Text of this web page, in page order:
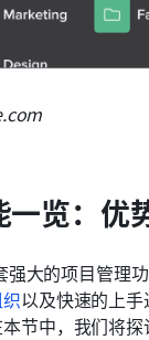
览：优
强大的项目管理
以及快速的上
节中，我们将